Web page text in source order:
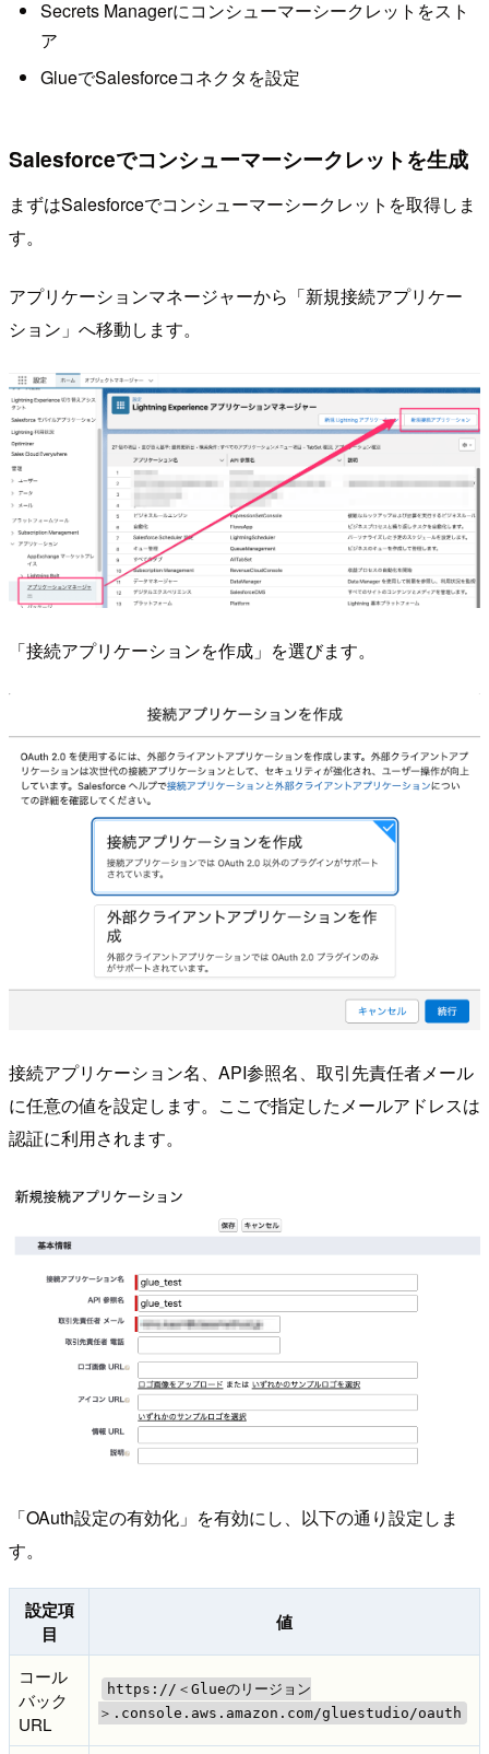
Secrets Managerにコンシューマーシークレットをスト
ア
GlueでSalesforceコネクタを設定
Salesforceでコンシューマーシークレットを生成
まずはSalesforceでコンシューマーシークレットを取得しま
す。
アプリケーションマネージャーから「新規接続アプリケー
ション」へ移動します。
「接続アプリケーションを作成」を選びます。
接続アプリケーション名、API参照名、取引先責任者メール
に任意の値を設定します。ここで指定したメールアドレスは
認証に利用されます。
「OAuth設定の有効化」を有効にし、以下の通り設定しま
す。
設定項
目
値
コール
バック
URL
https://＜Glueのリージョン
＞.console.aws.amazon.com/gluestudio/oauth